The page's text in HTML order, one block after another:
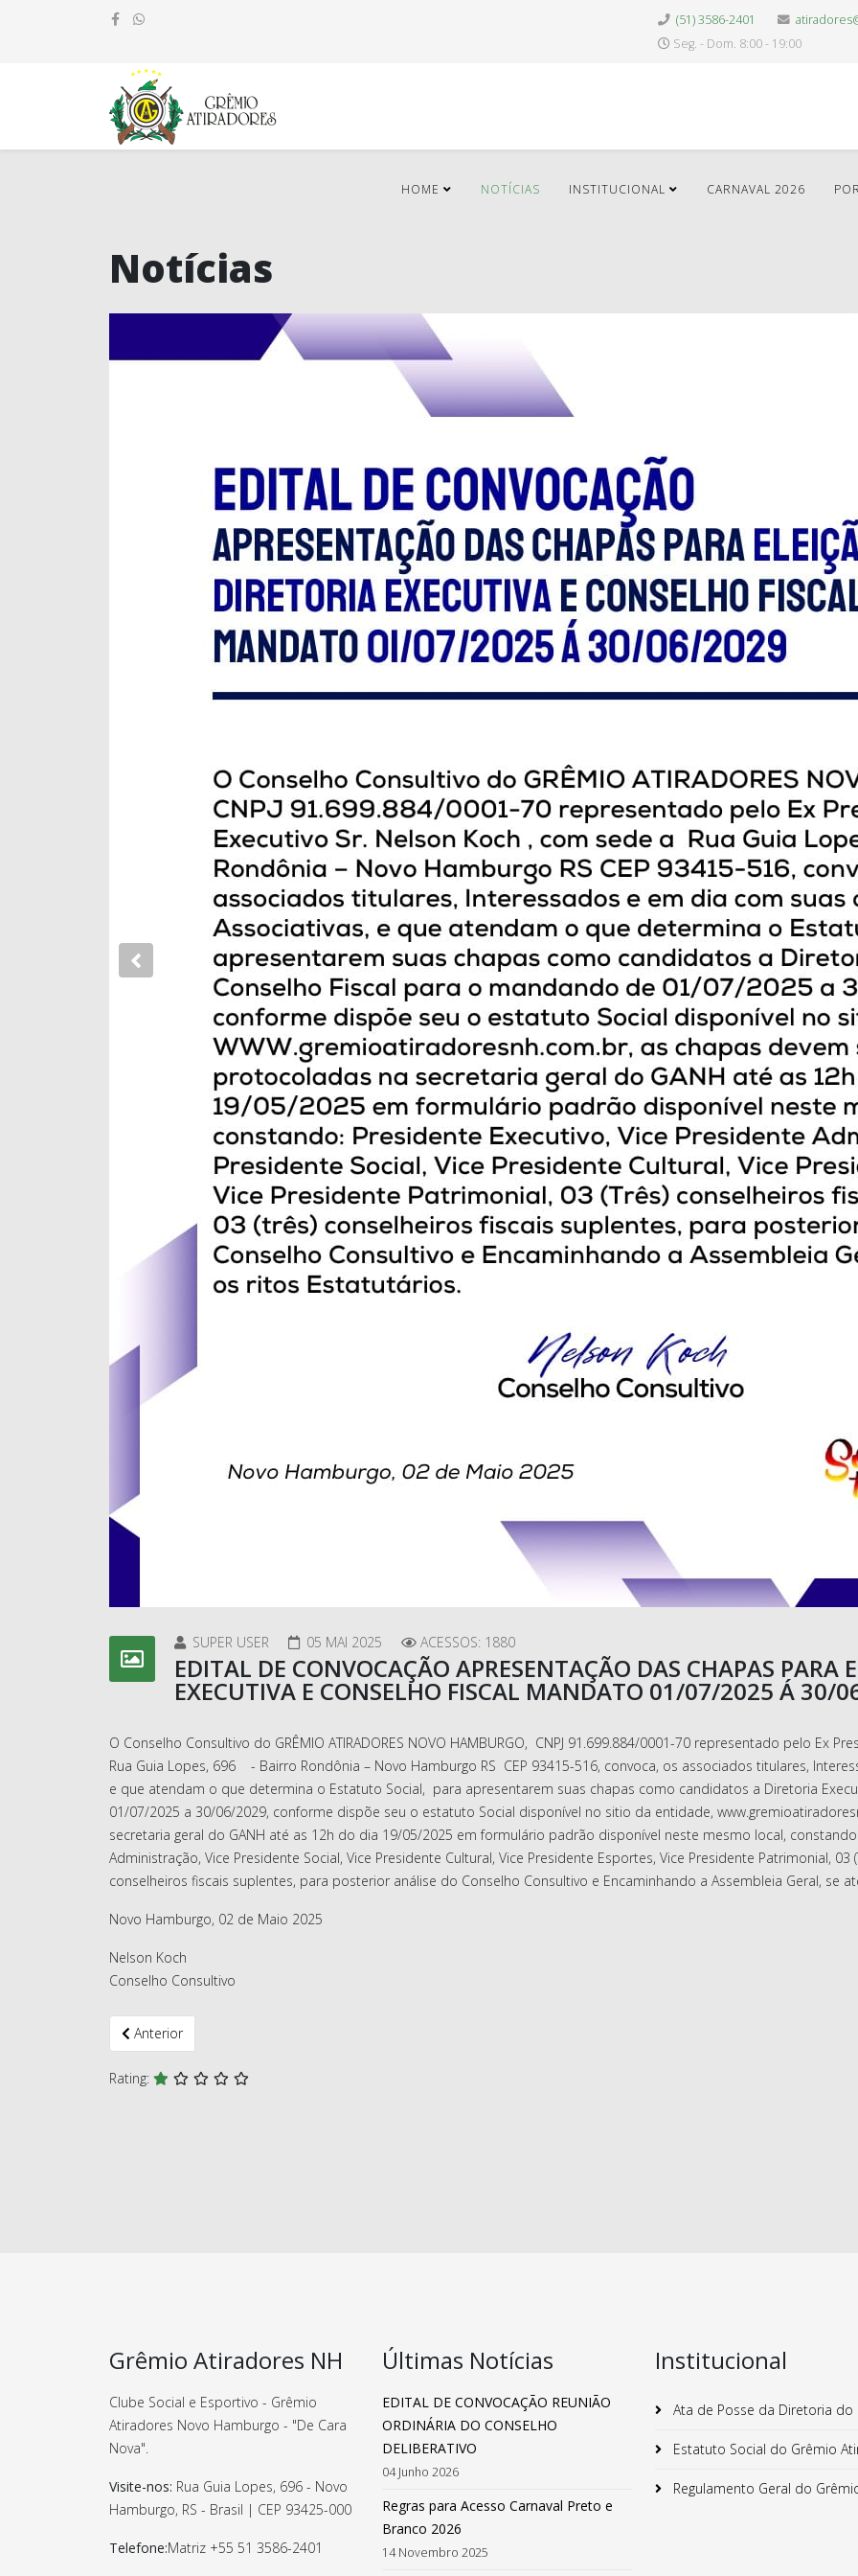
(51) 3586-2401
Seg. - Dom. 8:00 - 19:00
HOME NOTÍCIAS INSTITUCIONAL CARNAVAL 2026
Notícias
Previous
SUPER USER 05 MAI 2025 ACESSOS: 1880
EDITAL DE CONVOCAÇÃO APRESENTAÇÃO DAS CHAPAS PARA
EXECUTIVA E CONSELHO FISCAL MANDATO 01/07/2025 Á 30/
O Conselho Consultivo do GRÊMIO ATIRADORES NOVO HAMBURGO, CNPJ 91.699.884/0001-70 representado pelo Ex
Rua Guia Lopes, 696 - Bairro Rondônia – Novo Hamburgo RS CEP 93415-516, convoca, os associados titulares,
e que atendam o que determina o Estatuto Social, para apresentarem suas chapas como candidatos a Diretoria
01/07/2025 a 30/06/2029, conforme dispõe seu o estatuto Social disponível no sitio da entidade,
secretaria geral do GANH até as 12h do dia 19/05/2025 em formulário padrão disponível neste mesmo local,
Administração, Vice Presidente Social, Vice Presidente Cultural, Vice Presidente Esportes, Vice Presidente Patrimonial, 03
conselheiros fiscais suplentes, para posterior análise do Conselho Consultivo e Encaminhando a Assembleia Geral, se
Novo Hamburgo, 02 de Maio 2025
Nelson Koch
Conselho Consultivo
Artigo anterior: EDITAL DE CONVOCAÇÃO ASSEMBLÉIA GERAL ORDINÁRIA PARA ELEIÇÃO DA DIRETORIA EXECUTIVA E
Anterior
Rating:
Grêmio Atiradores NH
Clube Social e Esportivo - Grêmio
Atiradores Novo Hamburgo - "De Cara
Nova".
Visite-nos: Rua Guia Lopes, 696 - Novo
Hamburgo, RS - Brasil | CEP 93425-000
Telefone:Matriz +55 51 3586-2401
Últimas Notícias
EDITAL DE CONVOCAÇÃO REUNIÃO
ORDINÁRIA DO CONSELHO
DELIBERATIVO
04 Junho 2026
Regras para Acesso Carnaval Preto e
Branco 2026
14 Novembro 2025
Institucional
Ata de Posse da Diretoria
Estatuto Social do Grêmio
Regulamento Geral do